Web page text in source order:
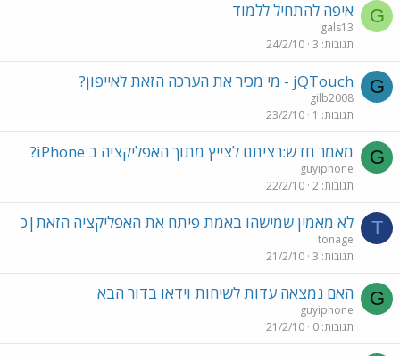
G איפה להתחיל ללמוד
gals13
תגובות 3
24/2/10
G jQTouch - מי מכיר את הערכה הזאת לאייפון?
gilb2008
תגובות 1
23/2/10
G מאמר חדש:רציתם לצייץ מתוך האפליקציה ב iPhone?
guyiphone
תגובות 2
22/2/10
T לא מאמין שמישהו באמת פיתח את האפליקציה הזאת|כ
tonage
תגובות 3
21/2/10
G האם נמצאה עדות לשיחות וידאו בדור הבא
guyiphone
תגובות 0
21/2/10